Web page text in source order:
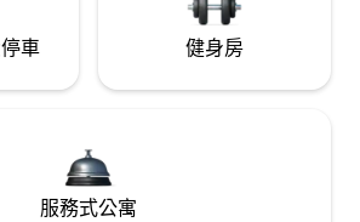
車 健身房
服務式公寓